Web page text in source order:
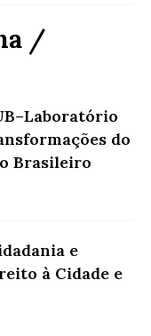
/
do
Brasileiro
e
à Cidade e